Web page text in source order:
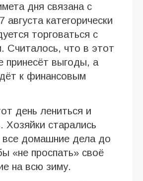
дня связана с
августа категорически
торговаться с
Считалось, что в этот
принесёт выгоды, а
к финансовым
день лениться и
Хозяйки старались
все домашние дела до
«не проспать» своё
на всю зиму.